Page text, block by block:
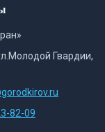
Гвардии,
82-09